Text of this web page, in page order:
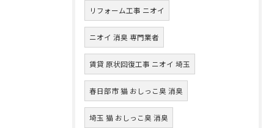
リフォーム工事 ニオイ
ニオイ 消臭 専門業者
賃貸 原状回復工事 ニオイ 埼玉
春日部市 猫 おしっこ臭 消臭
埼玉 猫 おしっこ臭 消臭